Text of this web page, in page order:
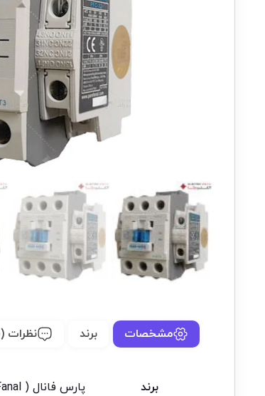
مشخصات برند نظرات (0)
برند
پارس فانال ( Pars Fanal )